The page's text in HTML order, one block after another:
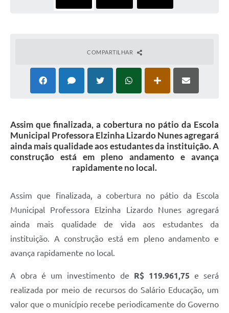
COMPARTILHAR
Assim que finalizada, a cobertura no pátio da Escola
Municipal Professora Elzinha Lizardo Nunes agregará
ainda mais qualidade aos estudantes da instituição. A
construção está em pleno andamento e avança
rapidamente no local.
Assim que finalizada, a cobertura no pátio da Escola
Municipal Professora Elzinha Lizardo Nunes agregará
ainda mais qualidade de vida aos estudantes da
instituição. A construção está em pleno andamento e
avança rapidamente no local.
A obra é um investimento de R$ 119.961,75 e será
realizada por meio de recursos do Salário Educação, um
valor que o município recebe periodicamente do Governo